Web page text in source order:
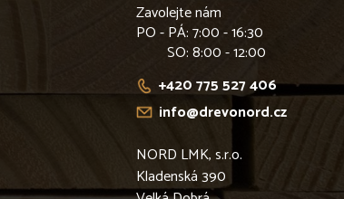
Zavolejte nám
PO - PÁ: 7:00 - 16:30
SO: 8:00 - 12:00
+420 775 527 406
info@drevonord.cz
NORD LMK, s.r.o.
Kladenská 390